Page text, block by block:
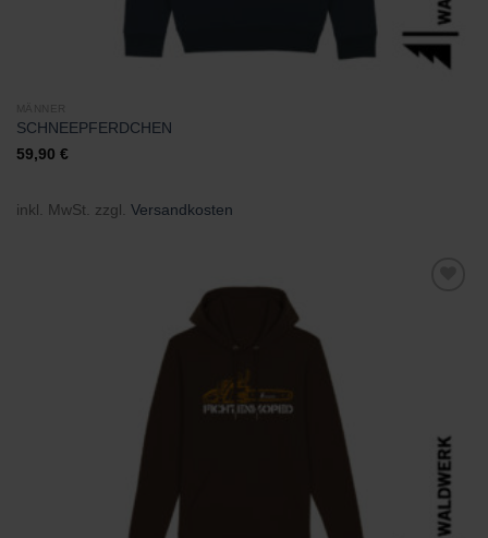
MÄNNER
SCHNEEPFERDCHEN
59,90 €
inkl. MwSt. zzgl. Versandkosten